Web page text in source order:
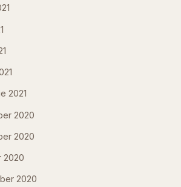
2021
2020
2020
2020
2020